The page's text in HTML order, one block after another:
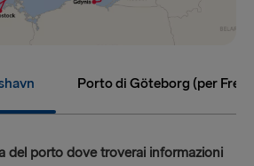
Porto di Göteborg (per
del porto dove troverai informazioni